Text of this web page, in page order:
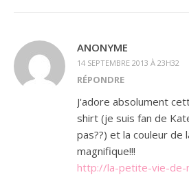
ANONYME
14 SEPTEMBRE 2013 À 23H32
RÉPONDRE
J'adore absolument
shirt (je suis fan de
pas??) et la couleur de
magnifique!!!
http://la-petite-vie-de-